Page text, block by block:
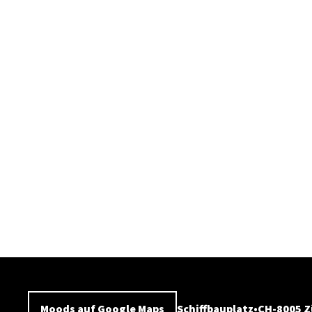
Moods auf Google Maps Schiffbauplatz CH-8005